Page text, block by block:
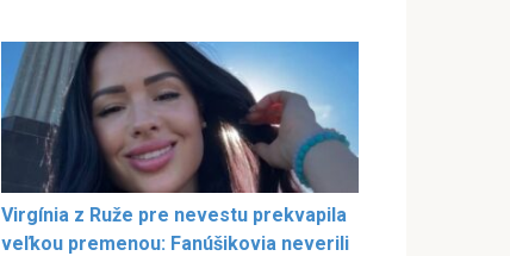
Virgínia z Ruže pre nevestu prekvapila
veľkou premenou: Fanúšikovia neverili